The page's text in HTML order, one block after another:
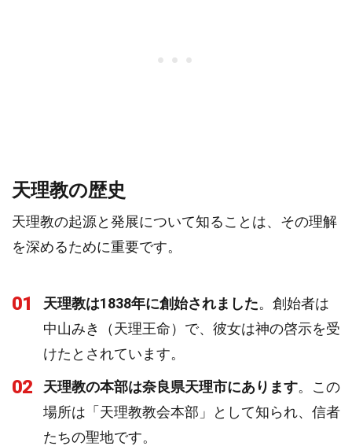
天理教の歴史
天理教の起源と発展について知ることは、その理解
を深めるために重要です。
01 天理教は1838年に創始されました。創始者は
中山みき（天理王命）で、彼女は神の啓示を受
けたとされています。
02 天理教の本部は奈良県天理市にあります。この
場所は「天理教教会本部」として知られ、信者
たちの聖地です。